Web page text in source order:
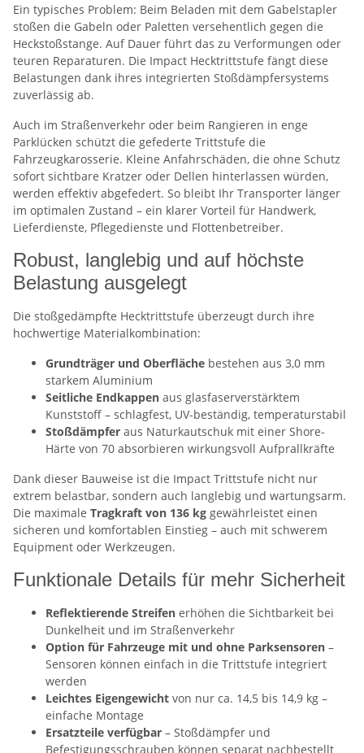
Ein typisches Problem: Beim Beladen mit dem Gabelstapler
stoßen die Gabeln oder Paletten versehentlich gegen die
Heckstoßstange. Auf Dauer führt das zu Verformungen oder
teuren Reparaturen. Die Impact Hecktrittstufe fängt diese
Belastungen dank ihres integrierten Stoßdämpfersystems
zuverlässig ab.
Auch im Straßenverkehr oder beim Rangieren in enge
Parklücken schützt die gefederte Trittstufe die
Fahrzeugkarosserie. Kleine Anfahrschäden, die ohne Schutz
sofort sichtbare Kratzer oder Dellen hinterlassen würden,
werden effektiv abgefedert. So bleibt Ihr Transporter länger
im optimalen Zustand – ein klarer Vorteil für Handwerk,
Lieferdienste, Pflegedienste und Flottenbetreiber.
Robust, langlebig und auf höchste
Belastung ausgelegt
Die stoßgedämpfte Hecktrittstufe überzeugt durch ihre
hochwertige Materialkombination:
Grundträger und Oberfläche bestehen aus 3,0 mm
starkem Aluminium
Seitliche Endkappen aus glasfaserverstärktem
Kunststoff – schlagfest, UV-beständig, temperaturstabil
Stoßdämpfer aus Naturkautschuk mit einer Shore-
Härte von 70 absorbieren wirkungsvoll Aufprallkräfte
Dank dieser Bauweise ist die Impact Trittstufe nicht nur
extrem belastbar, sondern auch langlebig und wartungsarm.
Die maximale Tragkraft von 136 kg gewährleistet einen
sicheren und komfortablen Einstieg – auch mit schwerem
Equipment oder Werkzeugen.
Funktionale Details für mehr Sicherheit
Reflektierende Streifen erhöhen die Sichtbarkeit bei
Dunkelheit und im Straßenverkehr
Option für Fahrzeuge mit und ohne Parksensoren –
Sensoren können einfach in die Trittstufe integriert
werden
Leichtes Eigengewicht von nur ca. 14,5 bis 14,9 kg –
einfache Montage
Ersatzteile verfügbar – Stoßdämpfer und
Befestigungsschrauben können separat nachbestellt